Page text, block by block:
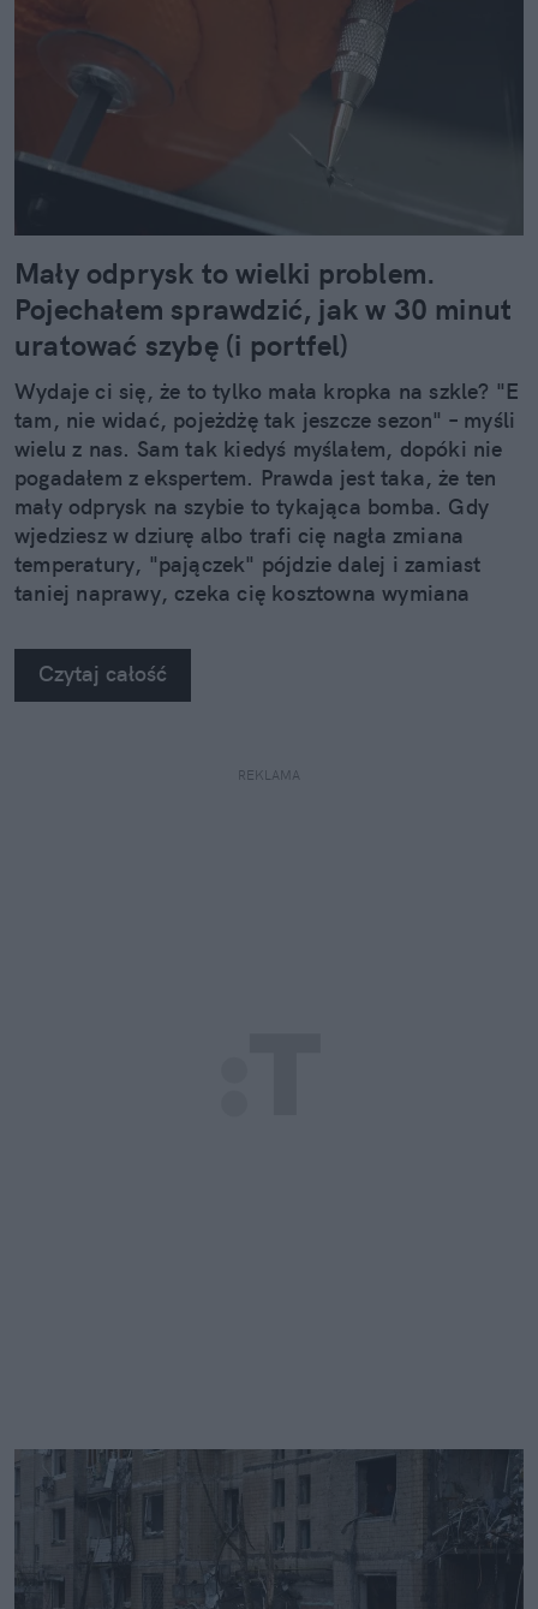
Mały odprysk to wielki problem.
Pojechałem sprawdzić, jak w 30 minut
uratować szybę (i portfel)
Wydaje ci się, że to tylko mała kropka na szkle? "E
tam, nie widać, pojeżdżę tak jeszcze sezon" – myśli
wielu z nas. Sam tak kiedyś myślałem, dopóki nie
pogadałem z ekspertem. Prawda jest taka, że ten
mały odprysk na szybie to tykająca bomba. Gdy
wjedziesz w dziurę albo trafi cię nagła zmiana
temperatury, "pajączek" pójdzie dalej i zamiast
taniej naprawy, czeka cię kosztowna wymiana
na własne oczy zobaczyć, jak profesjonaliści radzą
sobie z takimi uszkodzeniami.
Czytaj całość
REKLAMA